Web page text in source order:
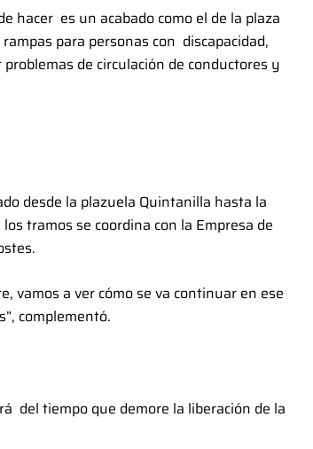
hacer es un acabado como el de la plaza
para personas con discapacidad,
de circulación de conductores y
desde la plazuela Quintanilla hasta la
tramos se coordina con la Empresa de
vamos a ver cómo se va continuar en ese
complementó.
del tiempo que demore la liberación de la